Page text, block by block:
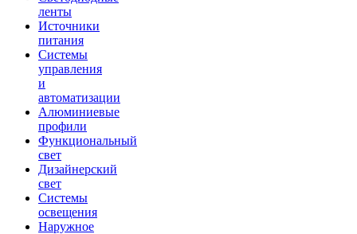
ленты
Источники
питания
Системы
управления
и
автоматизации
Алюминиевые
профили
Функциональный
свет
Дизайнерский
свет
Системы
освещения
Наружное